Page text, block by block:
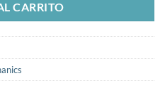
CARRITO